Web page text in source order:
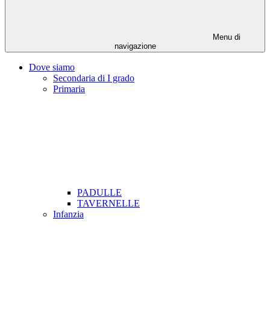
Menu di
navigazione
Dove siamo
Secondaria di I grado
Primaria
PADULLE
TAVERNELLE
Infanzia